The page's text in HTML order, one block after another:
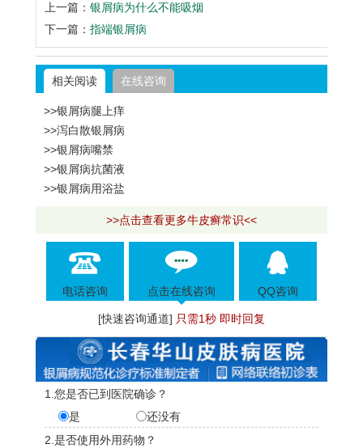
上一篇： 银屑病为什么不能吸烟
下一篇： 指端银屑病
相关阅读 在线咨询
>>银屑病腿上痒
>>泻白散银屑病
>>银屑病嘴禁
>>银屑病抗菌液
>>银屑病用浴盐
>>点击查看更多牛皮癣常识<<
电话咨询 点击在线咨询 QQ咨询
[快速咨询通道] 只需1秒 即时回复
1.您是否已到医院确诊？
是
还没有
2.是否使用外用药物？